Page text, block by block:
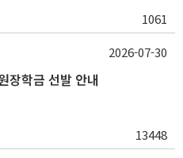
1061
장학금 선발 안내
13448
2026-07-30